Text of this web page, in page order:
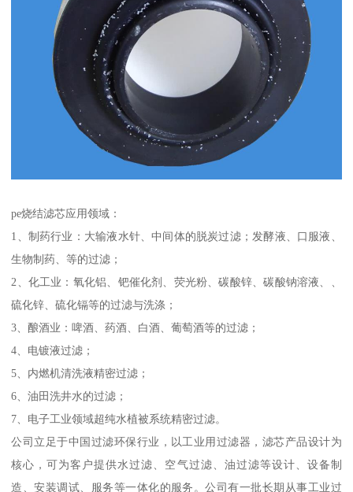
pe烧结滤芯应用领域：
1、制药行业：大输液水针、中间体的脱炭过滤；发酵液、口服液、
生物制药、等的过滤；
2、化工业：氧化铝、钯催化剂、荧光粉、碳酸锌、碳酸钠溶液、、
硫化锌、硫化镉等的过滤与洗涤；
3、酿酒业：啤酒、药酒、白酒、葡萄酒等的过滤；
4、电镀液过滤；
5、内燃机清洗液精密过滤；
6、油田洗井水的过滤；
7、电子工业领域超纯水植被系统精密过滤。
公司立足于中国过滤环保行业，以工业用过滤器，滤芯产品设计为
核心，可为客户提供水过滤、空气过滤、油过滤等设计、设备制
造、安装调试、服务等一体化的服务。公司有一批长期从事工业过